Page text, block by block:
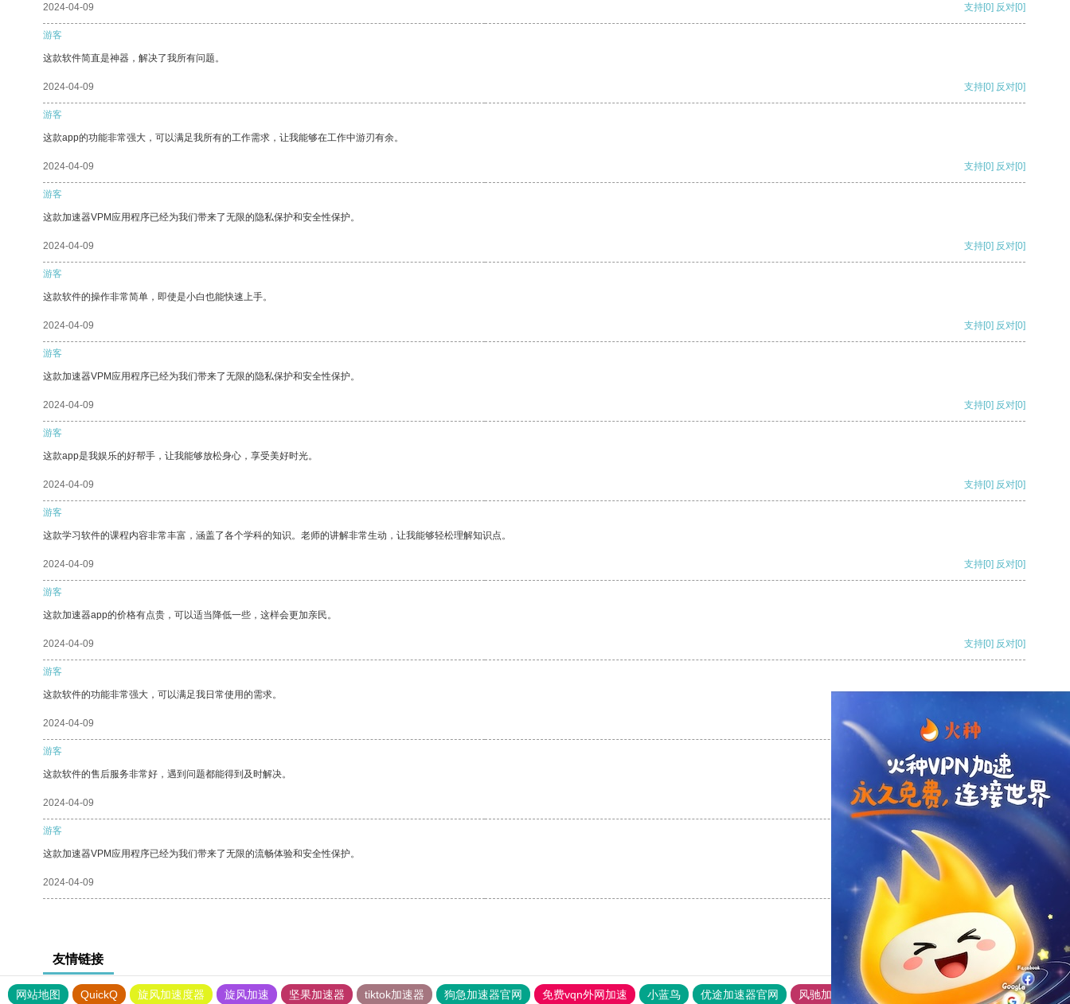
2024-04-09 支持[0] 反对[0]
游客
这款软件简直是神器，解决了我所有问题。
2024-04-09 支持[0] 反对[0]
游客
这款app的功能非常强大，可以满足我所有的工作需求，让我能够在工作中游刃有余。
2024-04-09 支持[0] 反对[0]
游客
这款加速器VPM应用程序已经为我们带来了无限的隐私保护和安全性保护。
2024-04-09 支持[0] 反对[0]
游客
这款软件的操作非常简单，即使是小白也能快速上手。
2024-04-09 支持[0] 反对[0]
游客
这款加速器VPM应用程序已经为我们带来了无限的隐私保护和安全性保护。
2024-04-09 支持[0] 反对[0]
游客
这款app是我娱乐的好帮手，让我能够放松身心，享受美好时光。
2024-04-09 支持[0] 反对[0]
游客
这款学习软件的课程内容非常丰富，涵盖了各个学科的知识。老师的讲解非常生动，让我能够轻松理解知识点。
2024-04-09 支持[0] 反对[0]
游客
这款加速器app的价格有点贵，可以适当降低一些，这样会更加亲民。
2024-04-09 支持[0] 反对[0]
游客
这款软件的功能非常强大，可以满足我日常使用的需求。
2024-04-09 支持
游客
这款软件的售后服务非常好，遇到问题都能得到及时解决。
2024-04-09 支持[0] 反对[0]
游客
这款加速器VPM应用程序已经为我们带来了无限的流畅体验和安全性保护。
2024-04-09 支持[0] 反对[0]
友情链接
网站地图 QuickQ 旋风加速度器 旋风加速 坚果加速器 tiktok加速器 狗急加速器官网 免费vqn外网加速 小蓝鸟 优途加速器官网 风驰加速器 旋风加速器